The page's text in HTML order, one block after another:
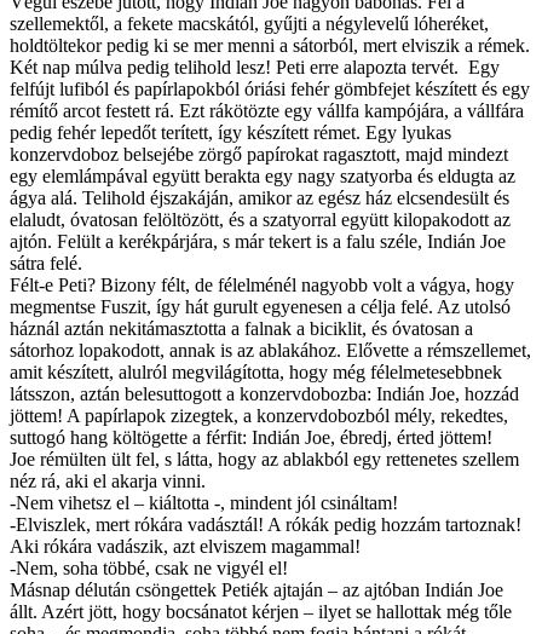
szellemektől, a fekete macskától, gyűjti a négylevelű lóheréket,
holdtöltekor pedig ki se mer menni a sátorból, mert elviszik a rémek.
Két nap múlva pedig telihold lesz! Peti erre alapozta tervét. Egy
felfújt lufiból és papírlapokból óriási fehér gömbfejet készített és egy
rémítő arcot festett rá. Ezt rákötözte egy vállfa kampójára, a vállfára
pedig fehér lepedőt terített, így készített rémet. Egy lyukas
konzervdoboz belsejébe zörgő papírokat ragasztott, majd mindezt
egy elemlámpával együtt berakta egy nagy szatyorba és eldugta az
ágya alá. Telihold éjszakáján, amikor az egész ház elcsendesült és
elaludt, óvatosan felöltözött, és a szatyorral együtt kilopakodott az
ajtón. Felült a kerékpárjára, s már tekert is a falu széle, Indián Joe
sátra felé.
Félt-e Peti? Bizony félt, de félelménél nagyobb volt a vágya, hogy
megmentse Fuszit, így hát gurult egyenesen a célja felé. Az utolsó
háznál aztán nekitámasztotta a falnak a biciklit, és óvatosan a
sátorhoz lopakodott, annak is az ablakához. Elővette a rémszellemet,
amit készített, alulról megvilágította, hogy még félelmetesebbnek
látsszon, aztán belesuttogott a konzervdobozba: Indián Joe, hozzád
jöttem! A papírlapok zizegtek, a konzervdobozból mély, rekedtes,
suttogó hang költögette a férfit: Indián Joe, ébredj, érted jöttem!
Joe rémülten ült fel, s látta, hogy az ablakból egy rettenetes szellem
néz rá, aki el akarja vinni.
-Nem vihetsz el – kiáltotta -, mindent jól csináltam!
-Elviszlek, mert rókára vadásztál! A rókák pedig hozzám tartoznak!
Aki rókára vadászik, azt elviszem magammal!
-Nem, soha többé, csak ne vigyél el!
Másnap délután csöngettek Petiék ajtaján – az ajtóban Indián Joe
állt. Azért jött, hogy bocsánatot kérjen – ilyet se hallottak még tőle